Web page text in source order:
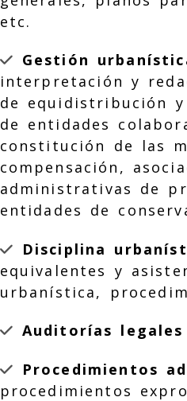
etc.
Gestión
interpretación y
de equidistribución
de entidades
constitución de las
compensación,
administrativas de
entidades de
Disciplina
equivalentes y
urbanística,
Auditorías
Procedimientos
procedimientos